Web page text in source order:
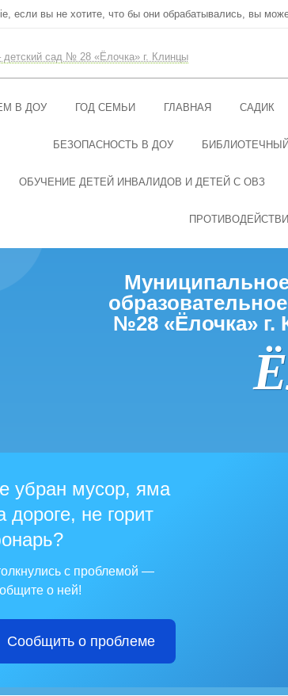
если вы не хотите, что бы они обрабатывались, вы
сад № 28 «Ёлочка» г. Клинцы
В ДОУ ГОД СЕМЬИ ГЛАВНАЯ САДИК
БЕЗОПАСНОСТЬ В ДОУ
ОБУЧЕНИЕ ДЕТЕЙ ИНВАЛИДОВ И ДЕТЕЙ С ОВЗ
№28 «Ёлочка» г.
убран мусор, яма
дороге, не горит
с проблемой —
о ней!
Сообщить о проблеме